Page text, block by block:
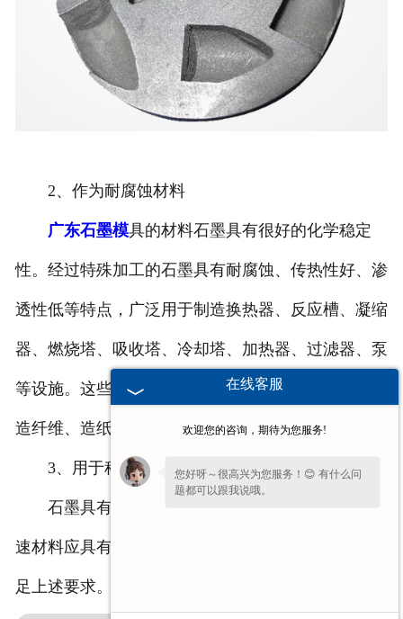
2、作为耐腐蚀材料
广东石墨模具的材料石墨具有很好的化学稳定
性。经过特殊加工的石墨具有耐腐蚀、传热性好、渗
透性低等特点，广泛用于制造换热器、反应槽、凝缩
器、燃烧塔、吸收塔、冷却塔、加热器、过滤器、泵
等设施。这些设备用于石化、湿冶金、酸碱生产、人
造纤维、造纸等工业部门，可节省大量金属材料。
3、用于科技工业
石墨具有良好的中子减速性能，在反应堆中的降
速材料应具有高熔点、稳定性和耐腐蚀性，石墨能满
足上述要求。
在线客服
欢迎您的咨询，期待为您服务!
您好呀～很高兴为您服务！😊 有什么问
题都可以跟我说哦。